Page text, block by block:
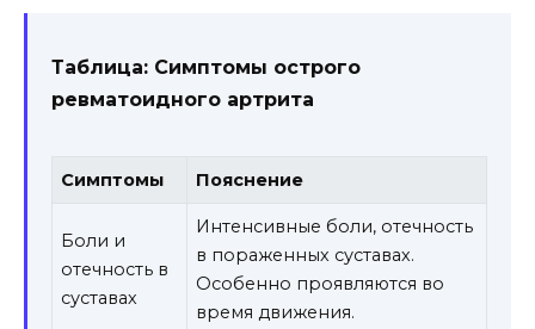
Таблица: Симптомы острого
ревматоидного артрита
Симптомы Пояснение
Боли и
отечность в
суставах
Интенсивные боли, отечность
в пораженных суставах.
Особенно проявляются во
время движения.